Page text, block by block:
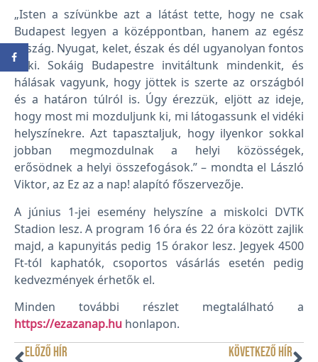
„Isten a szívünkbe azt a látást tette, hogy ne csak
Budapest legyen a középpontban, hanem az egész
ország. Nyugat, kelet, észak és dél ugyanolyan fontos
neki. Sokáig Budapestre invitáltunk mindenkit, és
hálásak vagyunk, hogy jöttek is szerte az országból
és a határon túlról is. Úgy érezzük, eljött az ideje,
hogy most mi mozduljunk ki, mi látogassunk el vidéki
helyszínekre. Azt tapasztaljuk, hogy ilyenkor sokkal
jobban megmozdulnak a helyi közösségek,
erősödnek a helyi összefogások.” – mondta el László
Viktor, az Ez az a nap! alapító főszervezője.
A június 1-jei esemény helyszíne a miskolci DVTK
Stadion lesz. A program 16 óra és 22 óra között zajlik
majd, a kapunyitás pedig 15 órakor lesz. Jegyek 4500
Ft-tól kaphatók, csoportos vásárlás esetén pedig
kedvezmények érhetők el.
Minden további részlet megtalálható a
https://ezazanap.hu honlapon.
ELŐZŐ HÍR KÖVETKEZŐ HÍR